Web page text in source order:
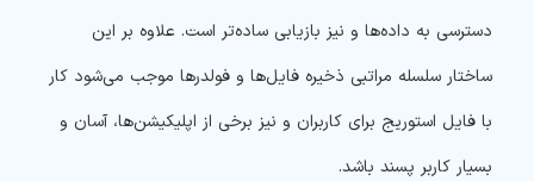
دسترسی به داده‌ها و نیز بازیابی ساده‌تر است. علاوه بر این
ساختار سلسله‌ مراتبی ذخیره فایل‌ها و فولدرها موجب می‌شود کار
با فایل استوریج برای کاربران و نیز برخی از اپلیکیشن‌ها، آسان و
بسیار کاربر پسند باشد.